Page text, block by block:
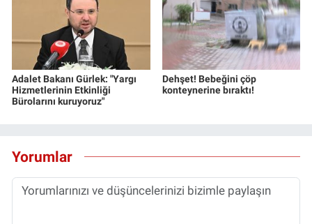
Adalet Bakanı Gürlek: "Yargı
Hizmetlerinin Etkinliği
Bürolarını kuruyoruz"
Dehşet! Bebeğini çöp
konteynerine bıraktı!
Yorumlar